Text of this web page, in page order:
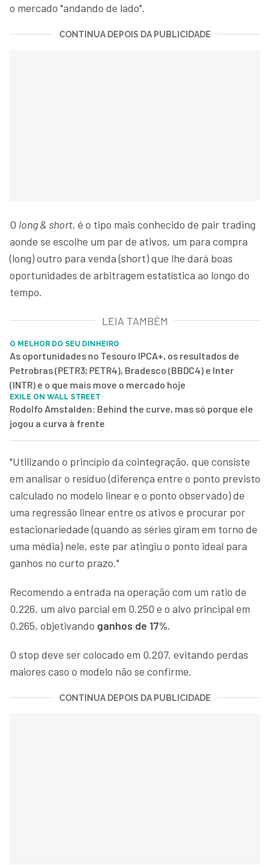
o mercado "andando de lado".
CONTINUA DEPOIS DA PUBLICIDADE
O long & short, é o tipo mais conhecido de pair trading
aonde se escolhe um par de ativos, um para compra
(long) outro para venda (short) que lhe dará boas
oportunidades de arbitragem estatística ao longo do
tempo.
LEIA TAMBÉM
O MELHOR DO SEU DINHEIRO
As oportunidades no Tesouro IPCA+, os resultados de
Petrobras (PETR3; PETR4), Bradesco (BBDC4) e Inter
(INTR) e o que mais move o mercado hoje
EXILE ON WALL STREET
Rodolfo Amstalden: Behind the curve, mas só porque ele
jogou a curva à frente
"Utilizando o princípio da cointegração, que consiste
em analisar o resíduo (diferença entre o ponto previsto
calculado no modelo linear e o ponto observado) de
uma regressão linear entre os ativos e procurar por
estacionariedade (quando as séries giram em torno de
uma média) nele, este par atingiu o ponto ideal para
ganhos no curto prazo."
Recomendo a entrada na operação com um ratio de
0.226, um alvo parcial em 0.250 e o alvo principal em
0.265, objetivando ganhos de 17%.
O stop deve ser colocado em 0.207, evitando perdas
maiores caso o modelo não se confirme.
CONTINUA DEPOIS DA PUBLICIDADE